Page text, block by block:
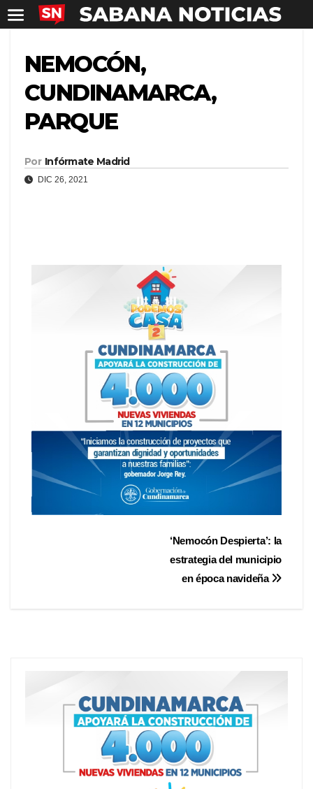
NEMOCÓN,
CUNDINAMARCA,
PARQUE
Por Infórmate Madrid
DIC 26, 2021
‘Nemocón Despierta’: la
estrategia del municipio
en época navideña